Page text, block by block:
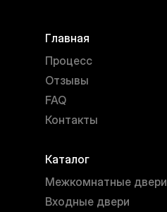
Каталог
Межкомнатные двери
Входные двери
Главная
Процесс
Отзывы
FAQ
Контакты